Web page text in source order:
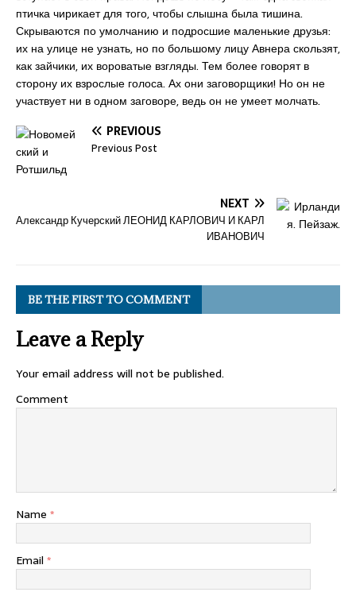
птичка чирикает для того, чтобы слышна была тишина.
Скрываются по умолчанию и подросшие маленькие друзья:
их на улице не узнать, но по большому лицу Авнера скользят,
как зайчики, их вороватые взгляды. Тем более говорят в
сторону их взрослые голоса. Ах они заговорщики! Но он не
участвует ни в одном заговоре, ведь он не умеет молчать.
PREVIOUS
Previous Post
NEXT
Александр Кучерский ЛЕОНИД КАРЛОВИЧ И КАРЛ
ИВАНОВИЧ
BE THE FIRST TO COMMENT
Leave a Reply
Your email address will not be published.
Comment
Name *
Email *